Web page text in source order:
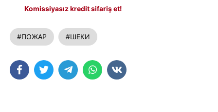
Komissiyasız kredit sifariş et!
#ПОЖАР #ШЕКИ